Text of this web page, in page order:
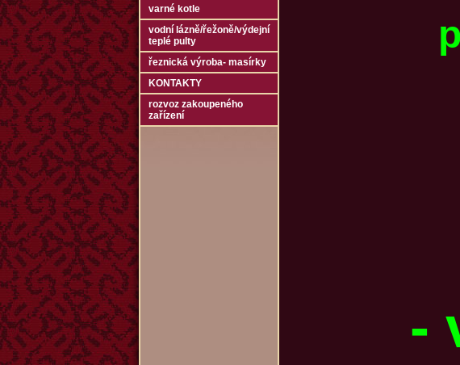
varné kotle
vodní lázně/řežoně/výdejní
teplé pulty
řeznická výroba- masírky
KONTAKTY
rozvoz zakoupeného
zařízení
-